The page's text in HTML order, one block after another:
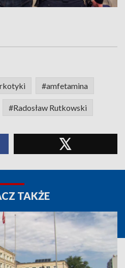
#amfetamina
#Radosław Rutkowski
TAKŻE